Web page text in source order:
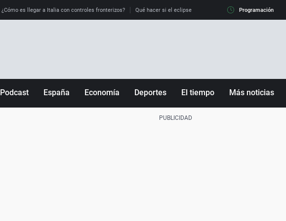
¿Cómo es llegar a Italia con controles fronterizos? Qué hacer si el eclipse me pilla conduciendo Qué tiempo
Programación
Podcast España Economía Deportes El tiempo Más noticias